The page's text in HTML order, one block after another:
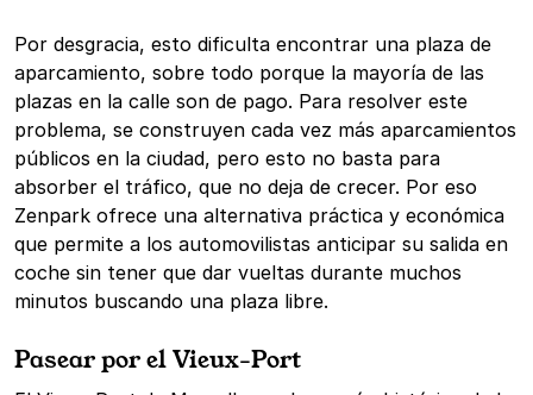
Por desgracia, esto dificulta encontrar una plaza de
aparcamiento, sobre todo porque la mayoría de las
plazas en la calle son de pago. Para resolver este
problema, se construyen cada vez más aparcamientos
públicos en la ciudad, pero esto no basta para
absorber el tráfico, que no deja de crecer. Por eso
Zenpark ofrece una alternativa práctica y económica
que permite a los automovilistas anticipar su salida en
coche sin tener que dar vueltas durante muchos
minutos buscando una plaza libre.
Pasear por el Vieux-Port